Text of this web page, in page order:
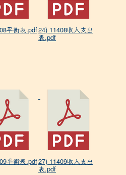
平衡表.pdf24) 11408收入支出
表.pdf
平衡表.pdf27) 11409收入支出
表.pdf